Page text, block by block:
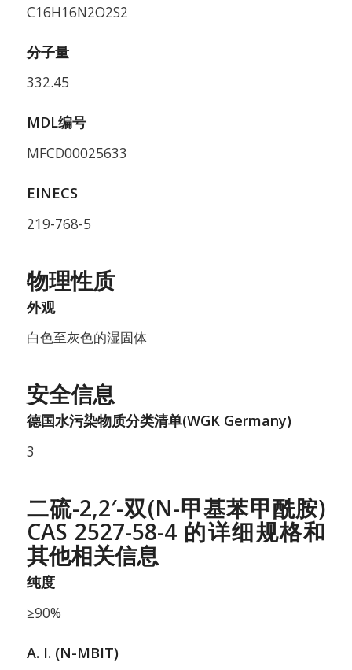
C16H16N2O2S2
分子量
332.45
MDL编号
MFCD00025633
EINECS
219-768-5
物理性质
外观
白色至灰色的湿固体
安全信息
德国水污染物质分类清单(WGK Germany)
3
二硫-2,2′-双(N-甲基苯甲酰胺)
CAS 2527-58-4 的详细规格和
其他相关信息
纯度
≥90%
A. I. (N-MBIT)